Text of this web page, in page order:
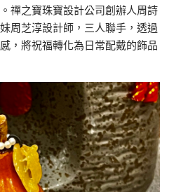
禪之寶珠寶設計公司創辦人周詩
周芝淳設計師，三人聯手，透過
，將祝福轉化為日常配戴的飾品